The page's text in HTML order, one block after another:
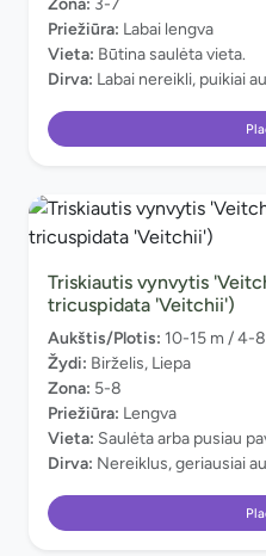
Priežiūra: Labai lengva
Vieta: Būtina saulėta vieta.
Dirva: Labai nereikli, puikiai
Triskiautis vynvytis
tricuspidata 'Veitchii')
Aukštis/Plotis: 10-15 m / 4-
Žydi: Birželis, Liepa
Zona: 5-8
Priežiūra: Lengva
Vieta: Saulėta arba pusiau
Dirva: Nereiklus, geriausiai